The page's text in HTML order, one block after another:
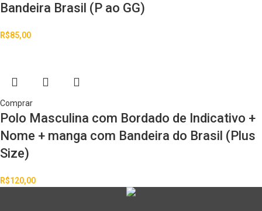
Bandeira Brasil (P ao GG)
R$85,00
Comprar
Polo Masculina com Bordado de Indicativo +
Nome + manga com Bandeira do Brasil (Plus
Size)
R$120,00